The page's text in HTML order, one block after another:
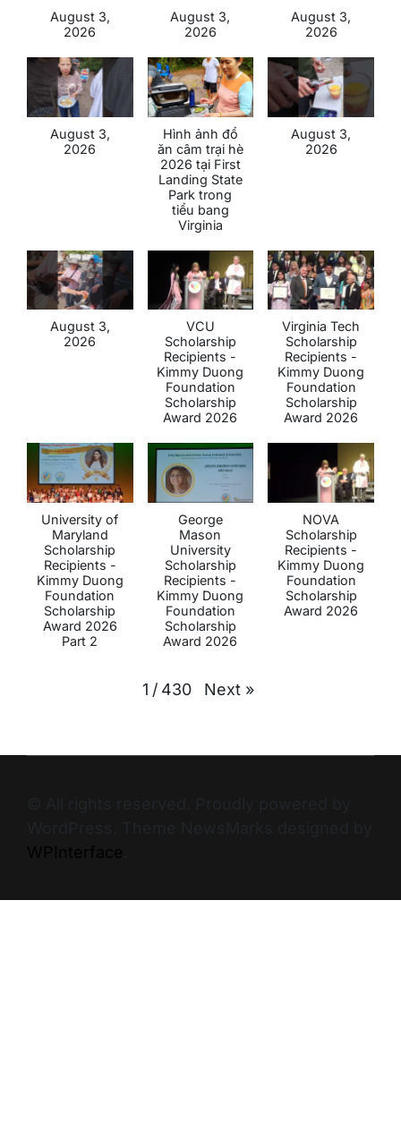
August 3,
2026
August 3,
2026
August 3,
2026
August 3,
2026
Hình ảnh đổ
ăn câm trại hè
2026 tại First
Landing State
Park trong
tiểu bang
Virginia
August 3,
2026
August 3,
2026
VCU
Scholarship
Recipients -
Kimmy Duong
Foundation
Scholarship
Award 2026
Virginia Tech
Scholarship
Recipients -
Kimmy Duong
Foundation
Scholarship
Award 2026
University of
Maryland
Scholarship
Recipients -
Kimmy Duong
Foundation
Scholarship
Award 2026
Part 2
George
Mason
University
Scholarship
Recipients -
Kimmy Duong
Foundation
Scholarship
Award 2026
NOVA
Scholarship
Recipients -
Kimmy Duong
Foundation
Scholarship
Award 2026
1 / 430 Next »